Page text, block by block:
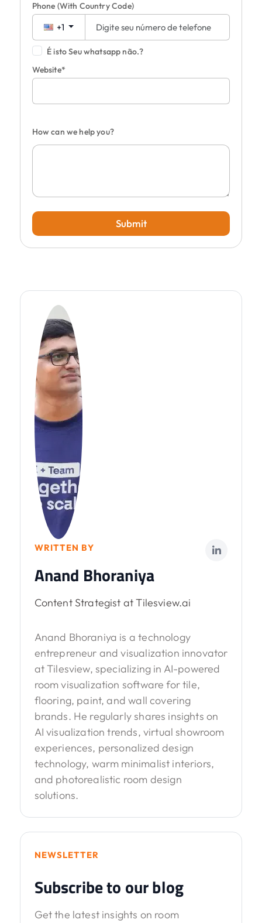
Phone (With Country Code)
+1
É isto Seu whatsapp não.?
Website*
How can we help you?
Submit
WRITTEN BY
Anand Bhoraniya
Content Strategist at Tilesview.ai
Anand Bhoraniya is a technology
entrepreneur and visualization innovator
at Tilesview, specializing in AI-powered
room visualization software for tile,
flooring, paint, and wall covering
brands. He regularly shares insights on
AI visualization trends, virtual showroom
experiences, personalized design
technology, warm minimalist interiors,
and photorealistic room design
solutions.
NEWSLETTER
Subscribe to our blog
Get the latest insights on room